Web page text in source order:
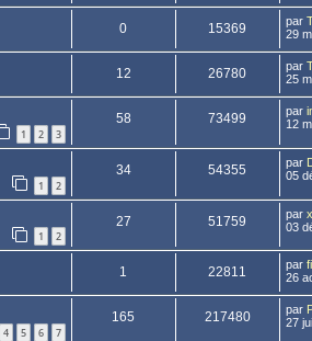
0 15369 par
29
12 26780 par
25
1 2 3
58 73499 par
12
1 2
34 54355 par
05
1 2
27 51759 par
03
1 22811 par fil
26
4 5 6 7
165 217480 par
27